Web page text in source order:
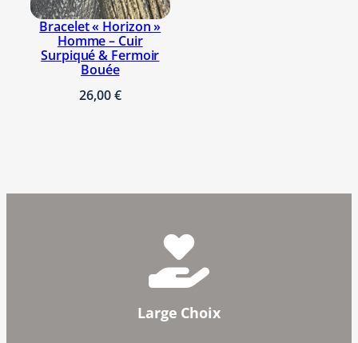
Bracelet « Horizon »
Homme – Cuir
Surpiqué & Fermoir
Bouée
26,00€
Large Choix